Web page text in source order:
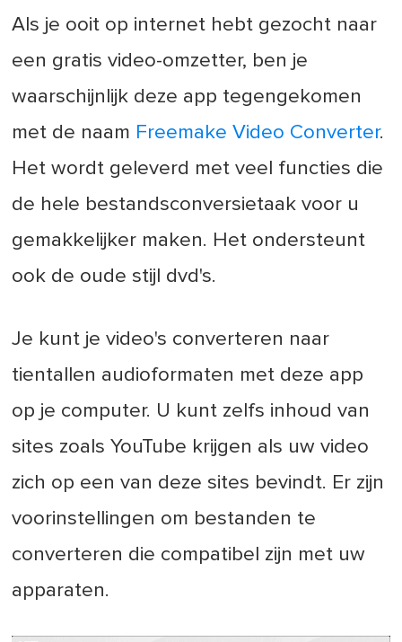
Als je ooit op internet hebt gezocht naar
een gratis video-omzetter, ben je
waarschijnlijk deze app tegengekomen
met de naam Freemake Video Converter.
Het wordt geleverd met veel functies die
de hele bestandsconversietaak voor u
gemakkelijker maken. Het ondersteunt
ook de oude stijl dvd's.
Je kunt je video's converteren naar
tientallen audioformaten met deze app
op je computer. U kunt zelfs inhoud van
sites zoals YouTube krijgen als uw video
zich op een van deze sites bevindt. Er zijn
voorinstellingen om bestanden te
converteren die compatibel zijn met uw
apparaten.